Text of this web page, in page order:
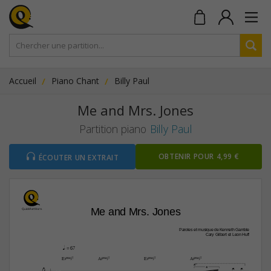
Accueil Piano Chant Billy Paul
Me and Mrs. Jones
Partition piano Billy Paul
ÉCOUTER UN EXTRAIT OBTENIR POUR 4,99 €
Me and Mrs. Jones
Paroles et musique de Kenneth Gamble
Cary Gilbert et Leon Huff
q. = 67
E¨Œ„Š7 A¨Œ„Š7 E¨Œ„Š7 A¨Œ„Š7

 4  